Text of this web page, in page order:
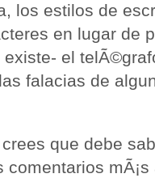
los estilos de
en lugar de
existe- el
falacias de
que debe
comentarios mÃ¡s